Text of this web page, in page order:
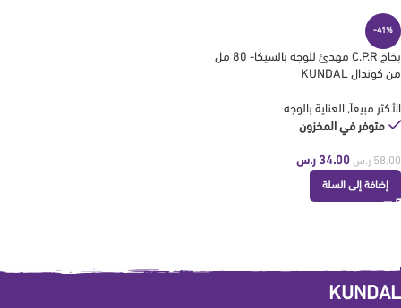
-41%
بخاخ C.P.R مهدئ للوجه بالسيكا- 80 مل
من كوندال KUNDAL
الأكثر مبيعاَ, العناية بالوجه
متوفر في المخزون
58.00 ر.س 34.00 ر.س
إضافة إلى السلة
KUNDAL